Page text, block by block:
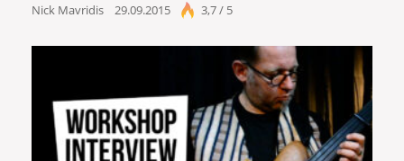
Nick Mavridis 29.09.2015 3,7 / 5